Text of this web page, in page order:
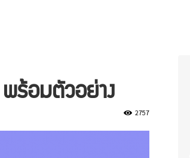
ร้อมตัวอย่าง
2757